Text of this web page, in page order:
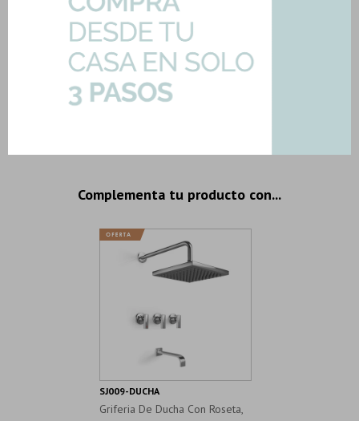
Art: 89001-TOALLERO-REP-C
U$S 69,44
-
69.44
Importe total:USD 280.53
Complementa tu producto con...
Griferia De Ducha Con Roseta,
SJ009-DUCHA